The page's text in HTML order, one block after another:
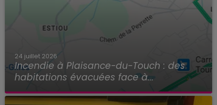
24 juillet 2026
Incendie à Plaisance-du-Touch : des
habitations évacuées face à...